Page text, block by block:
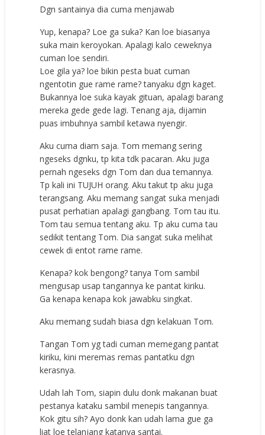
Dgn santainya dia cuma menjawab
Yup, kenapa? Loe ga suka? Kan loe biasanya
suka main keroyokan. Apalagi kalo ceweknya
cuman loe sendiri.
Loe gila ya? loe bikin pesta buat cuman
ngentotin gue rame rame? tanyaku dgn kaget.
Bukannya loe suka kayak gituan, apalagi barang
mereka gede gede lagi. Tenang aja, dijamin
puas imbuhnya sambil ketawa nyengir.
Aku cuma diam saja. Tom memang sering
ngeseks dgnku, tp kita tdk pacaran. Aku juga
pernah ngeseks dgn Tom dan dua temannya.
Tp kali ini TUJUH orang. Aku takut tp aku juga
terangsang. Aku memang sangat suka menjadi
pusat perhatian apalagi gangbang. Tom tau itu.
Tom tau semua tentang aku. Tp aku cuma tau
sedikit tentang Tom. Dia sangat suka melihat
cewek di entot rame rame.
Kenapa? kok bengong? tanya Tom sambil
mengusap usap tangannya ke pantat kiriku.
Ga kenapa kenapa kok jawabku singkat.
Aku memang sudah biasa dgn kelakuan Tom.
Tangan Tom yg tadi cuman memegang pantat
kiriku, kini meremas remas pantatku dgn
kerasnya.
Udah lah Tom, siapin dulu donk makanan buat
pestanya kataku sambil menepis tangannya.
Kok gitu sih? Ayo donk kan udah lama gue ga
liat loe telanjang katanya santai.